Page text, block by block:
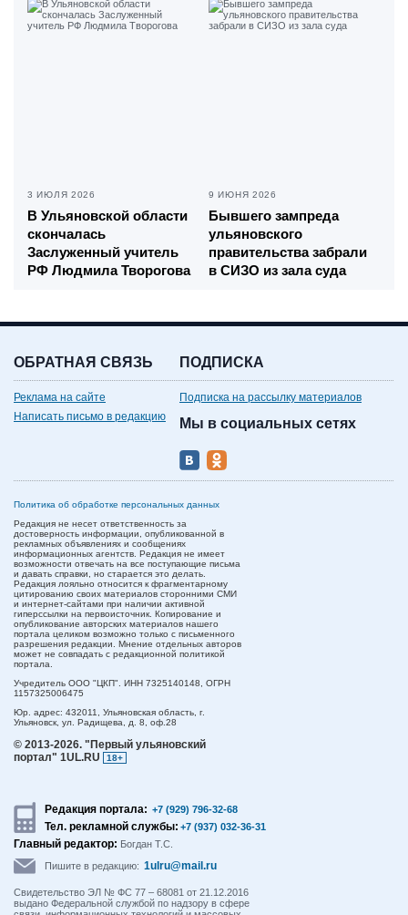
3 ИЮЛЯ 2026
В Ульяновской области
скончалась
Заслуженный учитель
РФ Людмила Творогова
9 ИЮНЯ 2026
Бывшего зампреда
ульяновского
правительства забрали
в СИЗО из зала суда
ОБРАТНАЯ СВЯЗЬ
Реклама на сайте
Написать письмо в редакцию
ПОДПИСКА
Подписка на рассылку материалов
Мы в социальных сетях
Политика об обработке персональных данных
Редакция не несет ответственность за
достоверность информации, опубликованной в
рекламных объявлениях и сообщениях
информационных агентств. Редакция не имеет
возможности отвечать на все поступающие письма
и давать справки, но старается это делать.
Редакция лояльно относится к фрагментарному
цитированию своих материалов сторонними СМИ
и интернет-сайтами при наличии активной
гиперссылки на первоисточник. Копирование и
опубликование авторских материалов нашего
портала целиком возможно только с письменного
разрешения редакции. Мнение отдельных авторов
может не совпадать с редакционной политикой
портала.
Учредитель ООО "ЦКП". ИНН 7325140148, ОГРН
1157325006475
Юр. адрес: 432011, Ульяновская область, г.
Ульяновск, ул. Радищева, д. 8, оф.28
© 2013-2026. "Первый ульяновский
портал" 1UL.RU
18+
Редакция портала: +7 (929) 796-32-68
Тел. рекламной службы: +7 (937) 032-36-31
Главный редактор: Богдан Т.С.
Пишите в редакцию: 1ulru@mail.ru
Свидетельство ЭЛ № ФС 77 – 68081 от 21.12.2016
выдано Федеральной службой по надзору в сфере